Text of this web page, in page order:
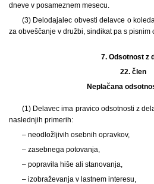
dneve v posameznem mesecu.
(3) Delodajalec obvesti delavce o
za obveščanje v družbi, sindikat pa s pisnim
7. Odsotnost z
22. člen
Neplačana
(1) Delavec ima pravico odsotnosti z
naslednjih primerih:
– neodložljivih osebnih opravkov,
– zasebnega potovanja,
– popravila hiše ali stanovanja,
– izobraževanja v lastnem interesu,